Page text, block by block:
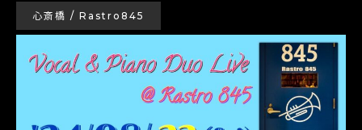
心斎橋 / Rastro845